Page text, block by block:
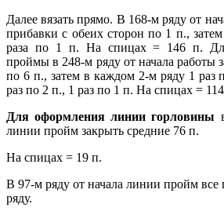
Далее вязать прямо. В 168-м ряду от
прибавки с обеих сторон по 1 п.,
раза по 1 п. На спицах = 146 п.
проймы в 248-м ряду от начала работы
по 6 п., затем в каждом 2-м ряду 1 раз
раз по 2 п., 1 раз по 1 п. На спицах =
Для оформления линии горловины
линии пройм закрыть средние 76 п.
На спицах = 19 п.
В 97-м ряду от начала линии пройм все
ряду.